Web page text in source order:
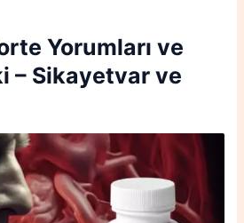
Yorumları ve
– Sikayetvar ve